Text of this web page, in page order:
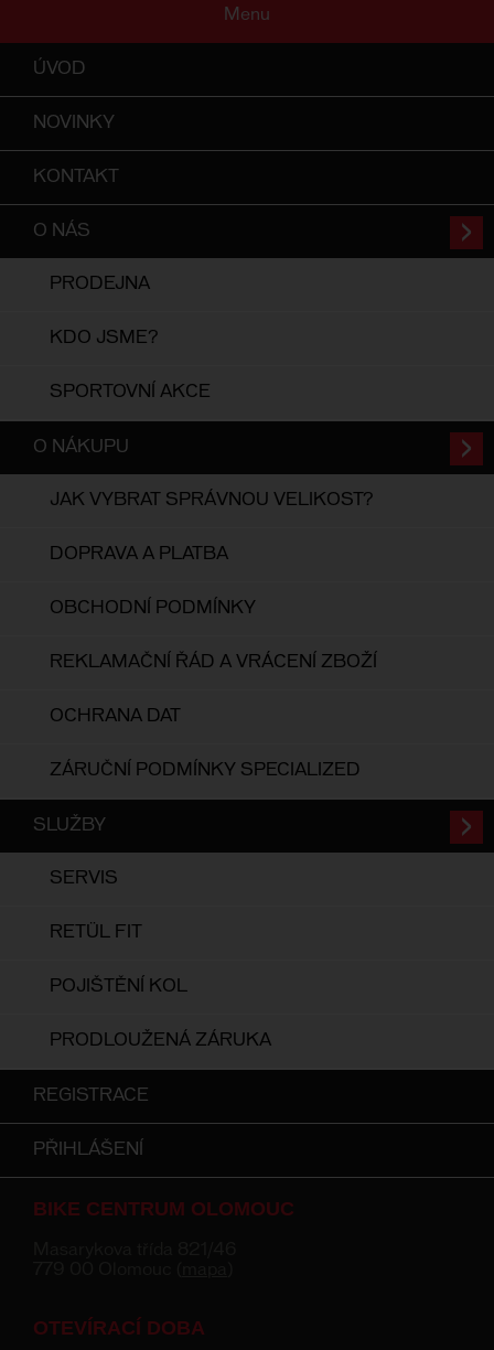
Menu
ÚVOD
NOVINKY
KONTAKT
O NÁS
PRODEJNA
KDO JSME?
SPORTOVNÍ AKCE
O NÁKUPU
JAK VYBRAT SPRÁVNOU VELIKOST?
DOPRAVA A PLATBA
OBCHODNÍ PODMÍNKY
REKLAMAČNÍ ŘÁD A VRÁCENÍ ZBOŽÍ
OCHRANA DAT
ZÁRUČNÍ PODMÍNKY SPECIALIZED
SLUŽBY
SERVIS
RETÜL FIT
POJIŠTĚNÍ KOL
PRODLOUŽENÁ ZÁRUKA
REGISTRACE
PŘIHLÁŠENÍ
BIKE CENTRUM OLOMOUC
OTEVÍRACÍ DOBA